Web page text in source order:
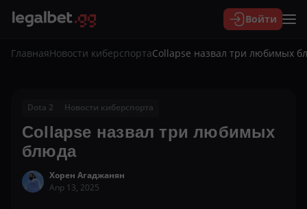
Войти
ГлавнаяНовости киберспортаCollapse назвал три любимых
Dota 2 Новости киберспорта
Collapse назвал три любимых
блюда
Хорен Агаджанян
Апр 13, 2025